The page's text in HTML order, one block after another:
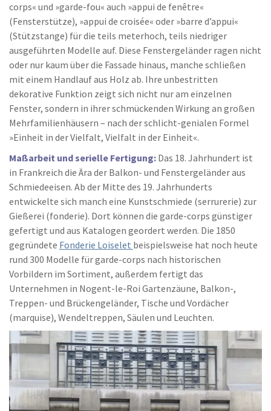
corps« und »garde-fou« auch »appui de fenêtre«
(Fensterstütze), »appui de croisée« oder »barre d’appui«
(Stützstange) für die teils meterhoch, teils niedriger
ausgeführten Modelle auf. Diese Fenstergeländer ragen nicht
oder nur kaum über die Fassade hinaus, manche schließen
mit einem Handlauf aus Holz ab. Ihre unbestritten
dekorative Funktion zeigt sich nicht nur am einzelnen
Fenster, sondern in ihrer schmückenden Wirkung an großen
Mehrfamilienhäusern – nach der schlicht-genialen Formel
»Einheit in der Vielfalt, Vielfalt in der Einheit«.
Maßarbeit und serielle Fertigung: Das 18. Jahrhundert ist
in Frankreich die Ära der Balkon- und Fenstergeländer aus
Schmiedeeisen. Ab der Mitte des 19. Jahrhunderts
entwickelte sich manch eine Kunstschmiede (serrurerie) zur
Gießerei (fonderie). Dort können die garde-corps günstiger
gefertigt und aus Katalogen geordert werden. Die 1850
gegründete Fonderie Loiselet beispielsweise hat noch heute
rund 300 Modelle für garde-corps nach historischen
Vorbildern im Sortiment, außerdem fertigt das
Unternehmen in Nogent-le-Roi Gartenzäune, Balkon-,
Treppen- und Brückengeländer, Tische und Vordächer
(marquise), Wendeltreppen, Säulen und Leuchten.